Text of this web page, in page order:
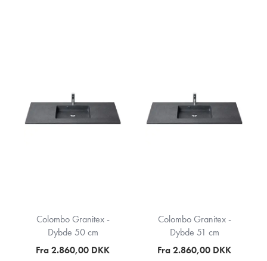
Colombo Granitex -
Dybde 50 cm
Fra 2.860,00 DKK
Colombo Granitex -
Dybde 51 cm
Fra 2.860,00 DKK